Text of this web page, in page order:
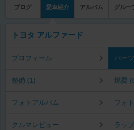
ブログ 愛車紹介 アルバム グルー
トヨタ アルファード
プロフィール パー
整備 (1) 燃費
フォトアルバム フォ
クルマレビュー ラッ